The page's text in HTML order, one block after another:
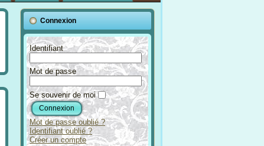
Connexion
Identifiant
Mot de passe
Se souvenir de moi
Mot de passe oublié ?
Identifiant oublié ?
Créer un compte